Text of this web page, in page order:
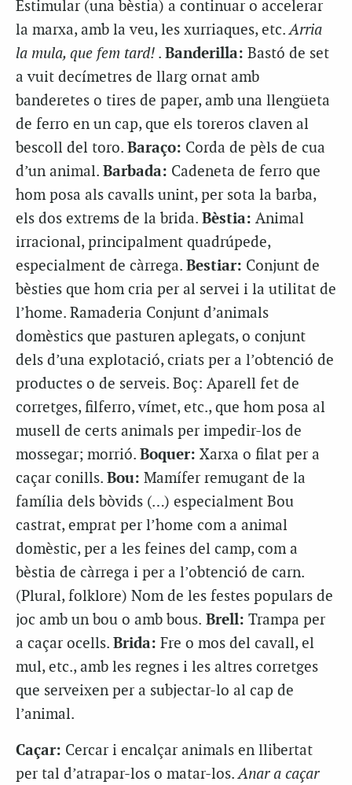
Estimular (una bèstia) a continuar o accelerar
la marxa, amb la veu, les xurriaques, etc.Arria
la mula, que fem tard! . Banderilla: Bastó de set
a vuit decímetres de llarg ornat amb
banderetes o tires de paper, amb una llengüeta
de ferro en un cap, que els toreros claven al
bescoll del toro. Baraço: Corda de pèls de cua
d’un animal. Barbada: Cadeneta de ferro que
hom posa als cavalls unint, per sota la barba,
els dos extrems de la brida. Bèstia: Animal
irracional, principalment quadrúpede,
especialment de càrrega. Bestiar: Conjunt de
bèsties que hom cria per al servei i la utilitat de
l’home. Ramaderia Conjunt d’animals
domèstics que pasturen aplegats, o conjunt
dels d’una explotació, criats per a l’obtenció de
productes o de serveis. Boç: Aparell fet de
corretges, filferro, vímet, etc., que hom posa al
musell de certs animals per impedir-los de
mossegar; morrió. Boquer: Xarxa o filat per a
caçar conills. Bou: Mamífer remugant de la
família dels bòvids (…) especialment Bou
castrat, emprat per l’home com a animal
domèstic, per a les feines del camp, com a
bèstia de càrrega i per a l’obtenció de carn.
(Plural, folklore) Nom de les festes populars de
joc amb un bou o amb bous. Brell: Trampa per
a caçar ocells. Brida: Fre o mos del cavall, el
mul, etc., amb les regnes i les altres corretges
que serveixen per a subjectar-lo al cap de
l’animal.
Caçar: Cercar i encalçar animals en llibertat
per tal d’atrapar-los o matar-los.Anar a caçar